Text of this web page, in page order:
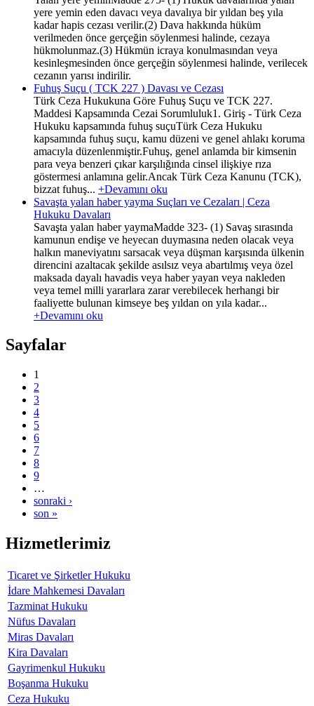
yere yemin eden davacı veya davalıya bir yıldan beş yıla
kadar hapis cezası verilir.(2) Dava hakkında hüküm
verilmeden önce gerçeğin söylenmesi halinde, cezaya
hükmolunmaz.(3) Hükmün icraya konulmasından veya
kesinleşmesinden önce gerçeğin söylenmesi halinde, verilecek
cezanın yarısı indirilir.
Fuhuş Suçu ( TCK 227 ) Davası ve Cezası
Türk Ceza Hukukuna Göre Fuhuş Suçu ve TCK 227.
Maddesi Kapsamında Cezai Sorumluluk1. Giriş - Türk Ceza
Hukuku kapsamında fuhuş suçuTürk Ceza Hukuku
kapsamında fuhuş suçu, kamu düzeni ve genel ahlakı koruma
amacıyla düzenlenmiştir.Fuhuş, genel anlamda bir kimsenin
para veya benzeri çıkar karşılığında cinsel ilişkiye rıza
göstermesi anlamına gelir.Ancak Türk Ceza Kanunu (TCK),
bizzat fuhuş... +Devamını oku
Savaşta yalan haber yayma Suçları ve Cezaları | Ceza
Hukuku Davaları
Savaşta yalan haber yaymaMadde 323- (1) Savaş sırasında
kamunun endişe ve heyecan duymasına neden olacak veya
halkın maneviyatını sarsacak veya düşman karşısında ülkenin
direncini azaltacak şekilde asılsız veya abartılmış veya özel
maksada dayalı havadis veya haber yayan veya nakleden
veya temel milli yararlara zarar verebilecek herhangi bir
faaliyette bulunan kimseye beş yıldan on yıla kadar...
+Devamını oku
Sayfalar
1
2
3
4
5
6
7
8
9
…
sonraki ›
son »
Hizmetlerimiz
Ticaret ve Şirketler Hukuku
İdare Mahkemesi Davaları
Tazminat Hukuku
Nüfus Davaları
Miras Davaları
Kira Davaları
Gayrimenkul Hukuku
Boşanma Hukuku
Ceza Hukuku